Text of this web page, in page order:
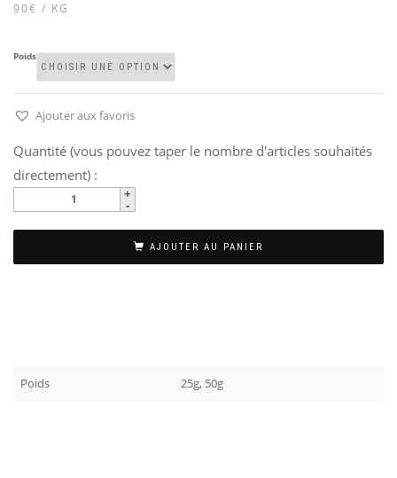
90€ / KG
Poids
Ajouter aux favoris
Quantité (vous pouvez taper le nombre d'articles souhaités
directement) :
AJOUTER AU PANIER
Poids 25g, 50g